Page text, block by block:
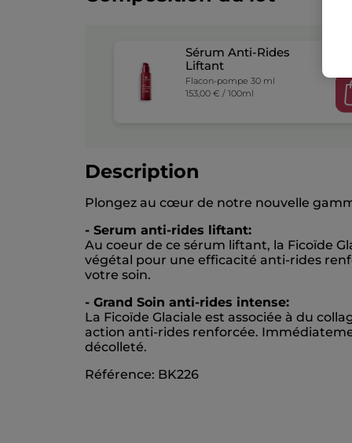
Sérum Anti-Rides
Liftant
Flacon-pompe 30 ml
153,00 € / 100ml
Description
Plongez au cœur de notre nouvelle
- Serum anti-rides liftant:
Au coeur de ce sérum liftant, la Ficoïde
végétal pour une efficacité anti-rides
votre soin.
- Grand Soin anti-rides intense:
La Ficoïde Glaciale est associée à du
action anti-rides renforcée.
décolleté.
Référence: BK226